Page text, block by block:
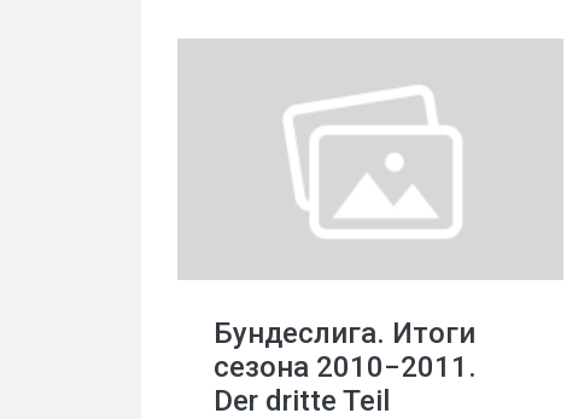
Бундеслига. Итоги
сезона 2010−2011.
Der dritte Teil